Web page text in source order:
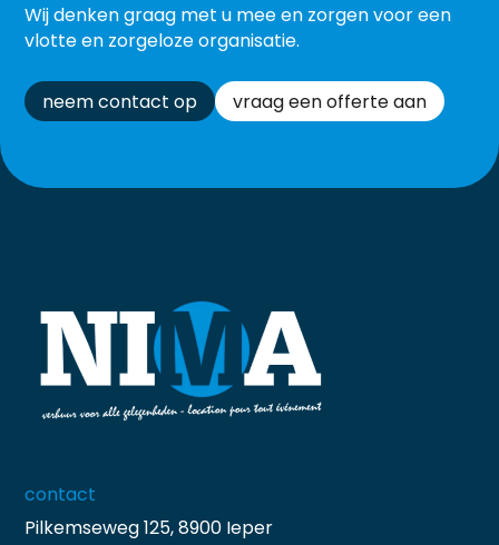
Wij denken graag met u mee en zorgen voor een
vlotte en zorgeloze organisatie.
neem contact op vraag een offerte aan
contact
Pilkemseweg 125, 8900 Ieper